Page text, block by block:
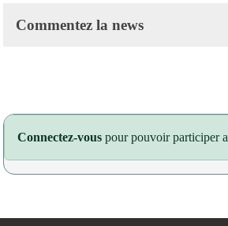
Commentez la news
Connectez-vous pour pouvoir participer